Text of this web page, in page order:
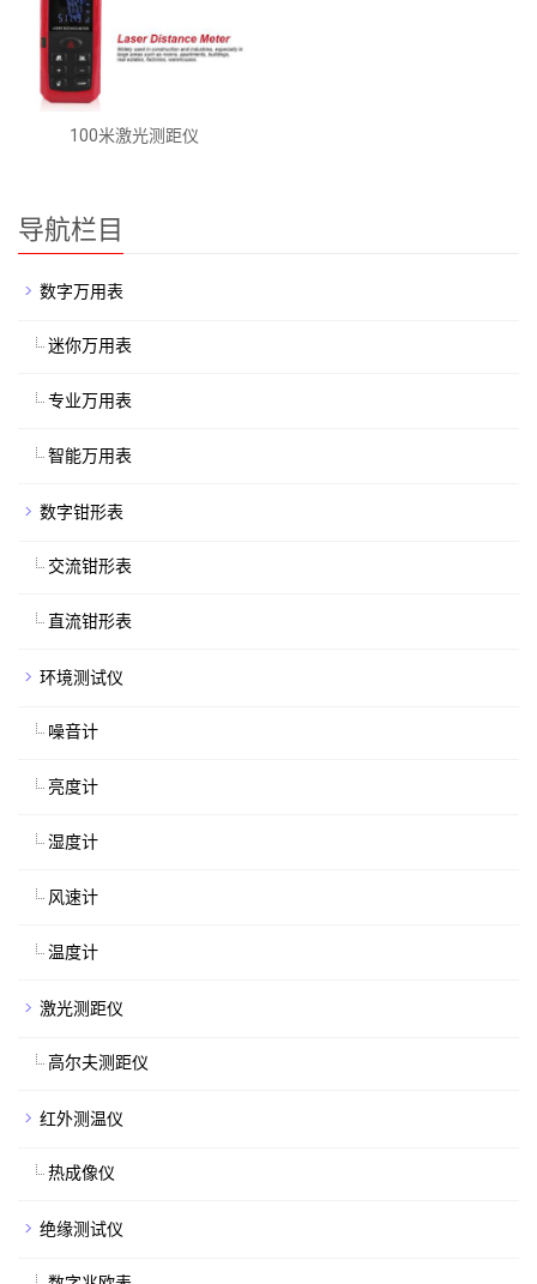
100米激光测距仪
导航栏目
数字万用表
迷你万用表
专业万用表
智能万用表
数字钳形表
交流钳形表
直流钳形表
环境测试仪
噪音计
亮度计
湿度计
风速计
温度计
激光测距仪
高尔夫测距仪
红外测温仪
热成像仪
绝缘测试仪